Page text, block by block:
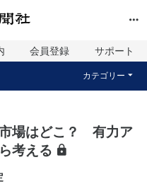
会員登録 サポート
カテゴリー
市場はどこ？ 有力ア
考える